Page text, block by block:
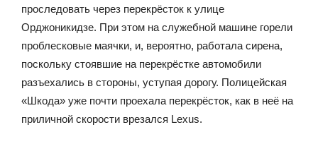
проследовать через перекрёсток к улице
Орджоникидзе. При этом на служебной машине горели
проблесковые маячки, и, вероятно, работала сирена,
поскольку стоявшие на перекрёстке автомобили
разъехались в стороны, уступая дорогу. Полицейская
«Шкода» уже почти проехала перекрёсток, как в неё на
приличной скорости врезался Lexus.